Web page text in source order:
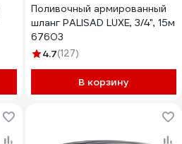
Поливочный армированный
шланг PALISAD LUXE, 3/4", 15м
67603
4.7(127)
В корзину